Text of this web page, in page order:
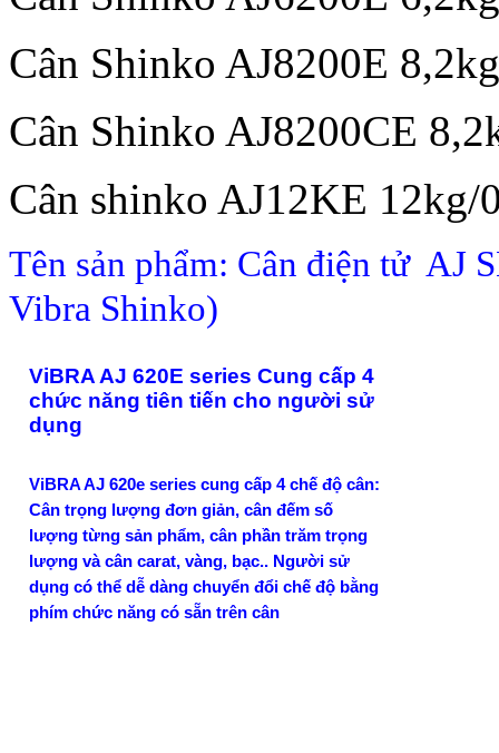
Cân Shinko AJ8200E
Cân Shinko AJ8200CE
Cân shinko AJ12KE 12kg/
Tên sản phẩm: Cân điện tửAJ
Vibra Shinko)
ViBRA AJ 620E series Cung cấp 4
chức năng tiên tiến cho người sử
dụng
ViBRA AJ 620e series cung cấp 4 chế độ cân:
Cân trọng lượng đơn giản, cân đếm số
lượng từng sản phẩm, cân phần trăm trọng
lượng và cân carat, vàng, bạc.. Người sử
dụng có thể dễ dàng chuyển đổi chế độ bằng
phím chức năng có sẵn trên cân